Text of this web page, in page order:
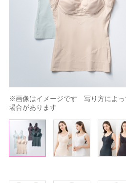
※画像はイメージです　写り方によ
場合があります